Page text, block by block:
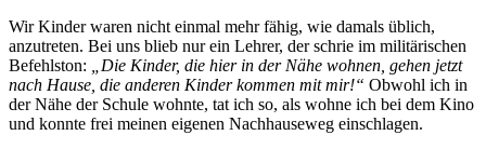
Wir Kinder waren nicht einmal mehr fähig, wie damals üblich,
anzutreten. Bei uns blieb nur ein Lehrer, der schrie im militärischen
Befehlston:
„Die Kinder, die hier in der Nähe wohnen, gehen jetzt
nach Hause, die anderen Kinder kommen mit mir!“ Obwohl ich in
der Nähe der Schule wohnte, tat ich so, als wohne ich bei dem Kino
und konnte frei meinen eigenen Nachhauseweg einschlagen.